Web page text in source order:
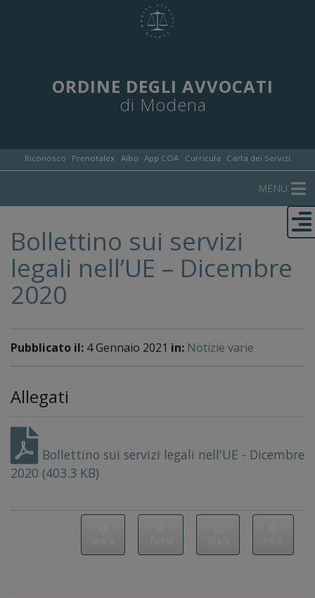
ORDINE DEGLI AVVOCATI
di Modena
Riconosco Prenotalex Albo App COA Curricula Carta dei Servizi
MENU
Bollettino sui servizi
legali nell’UE – Dicembre
2020
Pubblicato il: 4 Gennaio 2021 in: Notizie varie
Allegati
Bollettino sui servizi legali nell'UE - Dicembre
2020 (403.3 KB)